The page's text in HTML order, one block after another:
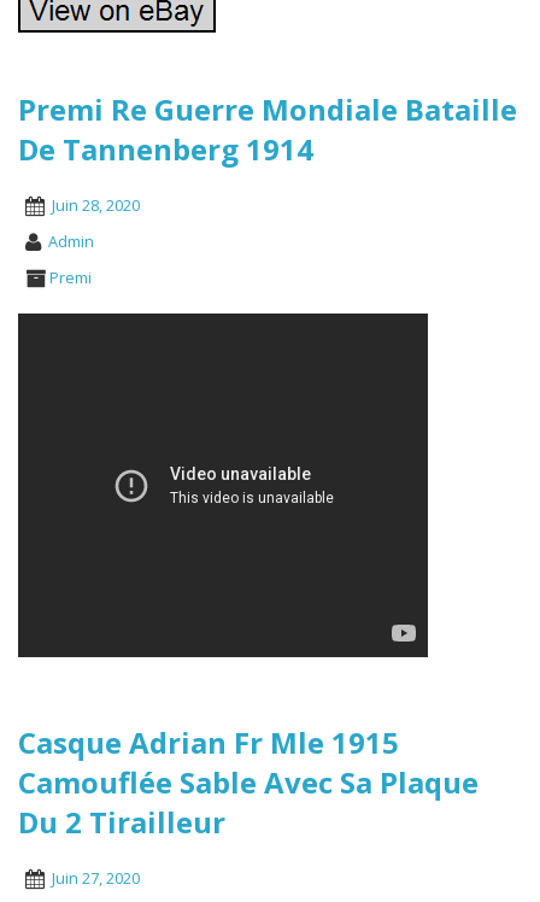
Premi Re Guerre Mondiale Bataille
De Tannenberg 1914
Juin 28, 2020
Admin
Premi
Casque Adrian Fr Mle 1915
Camouflée Sable Avec Sa Plaque
Du 2 Tirailleur
Juin 27, 2020